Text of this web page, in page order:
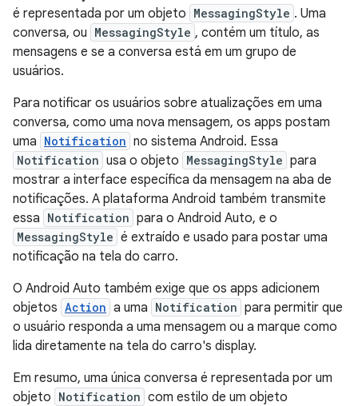
é representada por um objeto MessagingStyle . Uma
conversa, ou MessagingStyle , contém um título, as
mensagens e se a conversa está em um grupo de
usuários.
Para notificar os usuários sobre atualizações em uma
conversa, como uma nova mensagem, os apps postam
uma Notification no sistema Android. Essa
Notification usa o objeto MessagingStyle para
mostrar a interface específica da mensagem na aba de
notificações. A plataforma Android também transmite
essa Notification para o Android Auto, e o
MessagingStyle é extraído e usado para postar uma
notificação na tela do carro.
O Android Auto também exige que os apps adicionem
objetos Action a uma Notification para permitir que
o usuário responda a uma mensagem ou a marque como
lida diretamente na tela do carro's display.
Em resumo, uma única conversa é representada por um
objeto Notification com estilo de um objeto